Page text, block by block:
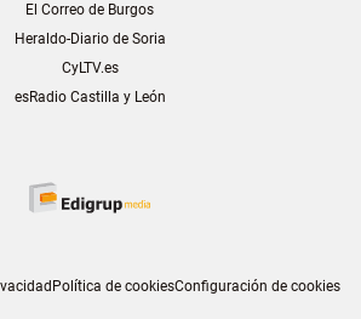
El Correo de Burgos
Heraldo-Diario de Soria
CyLTV.es
esRadio Castilla y León
Política de cookiesConfiguración de cookies